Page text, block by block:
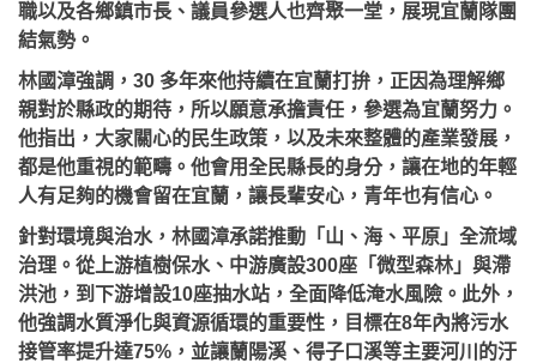
職以及各鄉鎮市長、議員參選人也齊聚一堂，展現宜蘭隊團
結氣勢。
林國漳強調，30 多年來他持續在宜蘭打拚，正因為理解鄉
親對於縣政的期待，所以願意承擔責任，參選為宜蘭努力。
他指出，大家關心的民生政策，以及未來整體的產業發展，
都是他重視的範疇。他會用全民縣長的身分，讓在地的年輕
人有足夠的機會留在宜蘭，讓長輩安心，青年也有信心。
針對環境與治水，林國漳承諾推動「山、海、平原」全流域
治理。從上游植樹保水、中游廣設300座「微型森林」與滯
洪池，到下游增設10座抽水站，全面降低淹水風險。此外，
他強調水質淨化與資源循環的重要性，目標在8年內將污水
接管率提升達75%，並讓蘭陽溪、得子口溪等主要河川的汙